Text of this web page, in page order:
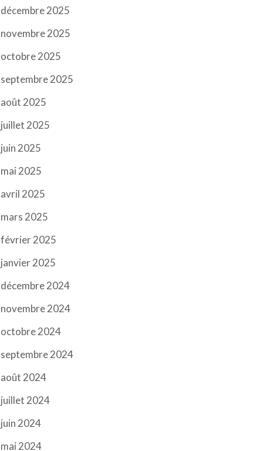
décembre 2025
novembre 2025
octobre 2025
septembre 2025
août 2025
juillet 2025
juin 2025
mai 2025
avril 2025
mars 2025
février 2025
janvier 2025
décembre 2024
novembre 2024
octobre 2024
septembre 2024
août 2024
juillet 2024
juin 2024
mai 2024